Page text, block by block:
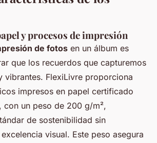
y procesos de impresión
de fotos en un álbum es
que los recuerdos que capturemos
vibrantes. FlexiLivre proporciona
impresos en papel certificado
con un peso de 200 g/m²,
de sostenibilidad sin
visual. Este peso asegura